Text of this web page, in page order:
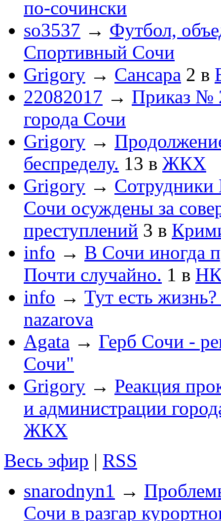
по-cочински
so3537 → Футбол,
Спортивный Сочи
Grigory → Сансара 2 в
22082017 → Приказ №
города Сочи
Grigory →
беспределу. 13 в ЖКХ
Grigory →
Сочи осуждены за
преступлений 3 в
info → В Сочи иногда
Почти случайно. 1 в
info → Тут есть
nazarova
Agata → Герб Сочи -
Сочи"
Grigory → Реакция
и администрации
ЖКХ
Весь эфир | RSS
snarodnyn1 →
Сочи в разгар